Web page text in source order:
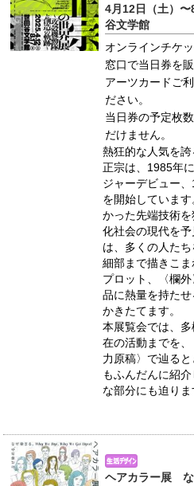
4月12日（土）
谷文学館
オンラインチケ
窓口で当日券を販
アーツカードご
ださい。
当日券の予定枚
だけません。
熱狂的な人気を
正宗は、1985年
ジャーデビュー
を開始していま
かった先端技術
化社会の現代を
は、多くの人たち
細部まで描きこ
プロット、〈欄
品に熱量を持た
かきたてます。
本展覧会では、
在の活動までを
力原稿〉で辿る
もふんだんに紹
な部分にも迫りま
ヘアカラー展 な